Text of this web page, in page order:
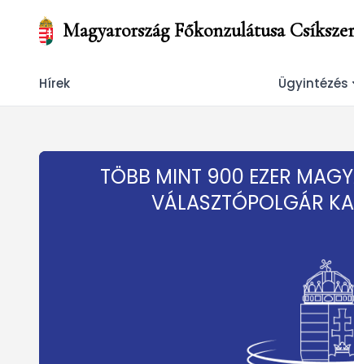
Magyarország Főkonzulátusa
Hírek Ügyintézés
TÖBB MINT 900 EZER
VÁLASZTÓPOLGÁR